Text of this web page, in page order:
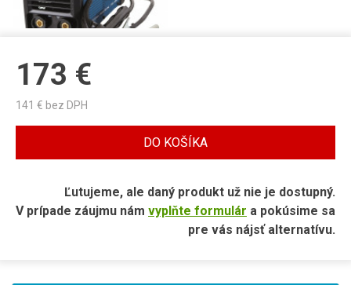
173 €
141 € bez DPH
DO KOŠÍKA
Ľutujeme, ale daný produkt už nie je dostupný.
V prípade záujmu nám vyplňte formulár a pokúsime sa
pre vás nájsť alternatívu.